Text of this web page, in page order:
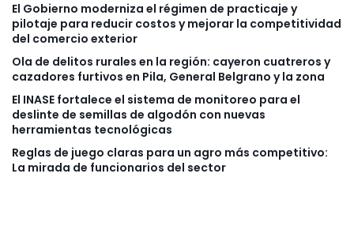
El Gobierno moderniza el régimen de practicaje y
pilotaje para reducir costos y mejorar la competitividad
del comercio exterior
Ola de delitos rurales en la región: cayeron cuatreros y
cazadores furtivos en Pila, General Belgrano y la zona
El INASE fortalece el sistema de monitoreo para el
deslinte de semillas de algodón con nuevas
herramientas tecnológicas
Reglas de juego claras para un agro más competitivo:
La mirada de funcionarios del sector